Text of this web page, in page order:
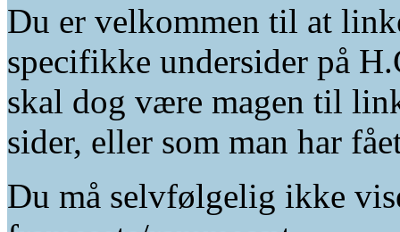
Du er velkommen til at
specifikke undersider på
skal dog være magen til
sider, eller som man har
Du må selvfølgelig ikke